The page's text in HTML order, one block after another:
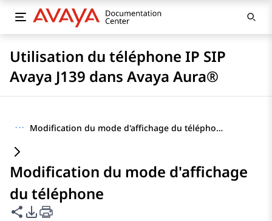
Utilisation du téléphone IP SIP
Avaya J139 dans Avaya Aura®
··· Modification du mode d'affichage du téléphone
Modification du mode d'affichage
du téléphone
Partager cette page
Options d'exportation PDF